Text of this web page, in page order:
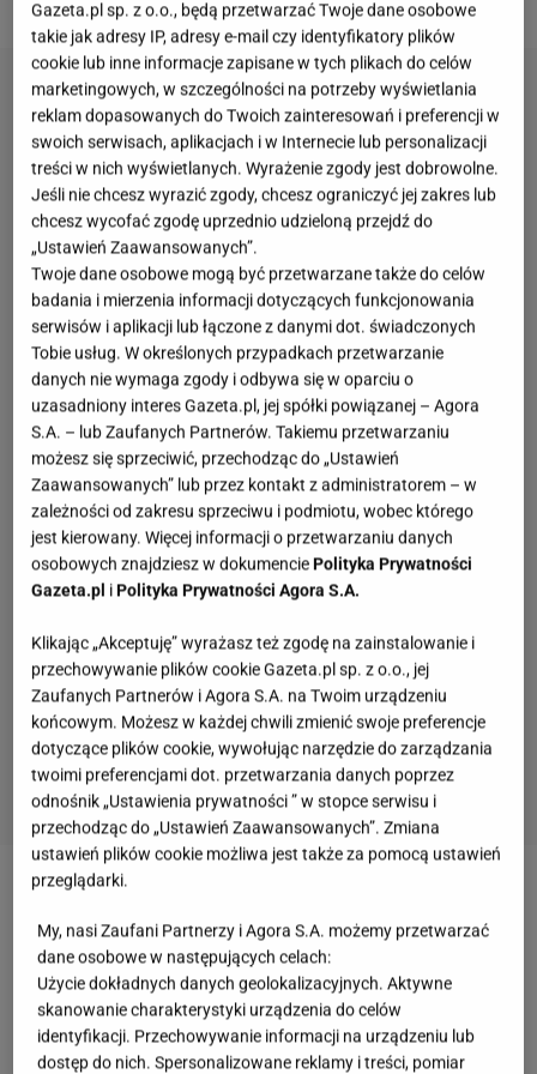
Zobacz wideo
Sprawdziliśmy to!
Czy w Kołobrzegu jest pijalnia wód leczniczych?
Wkrótce powstanie nowa atrakcja
Gazeta.pl sp. z o.o., będą przetwarzać Twoje dane osobowe
takie jak adresy IP, adresy e-mail czy identyfikatory plików
cookie lub inne informacje zapisane w tych plikach do celów
marketingowych, w szczególności na potrzeby wyświetlania
reklam dopasowanych do Twoich zainteresowań i preferencji w
swoich serwisach, aplikacjach i w Internecie lub personalizacji
treści w nich wyświetlanych. Wyrażenie zgody jest dobrowolne.
Jeśli nie chcesz wyrazić zgody, chcesz ograniczyć jej zakres lub
chcesz wycofać zgodę uprzednio udzieloną przejdź do
„Ustawień Zaawansowanych”.
Twoje dane osobowe mogą być przetwarzane także do celów
badania i mierzenia informacji dotyczących funkcjonowania
serwisów i aplikacji lub łączone z danymi dot. świadczonych
Tobie usług. W określonych przypadkach przetwarzanie
danych nie wymaga zgody i odbywa się w oparciu o
uzasadniony interes Gazeta.pl, jej spółki powiązanej – Agora
S.A. – lub Zaufanych Partnerów. Takiemu przetwarzaniu
możesz się sprzeciwić, przechodząc do „Ustawień
Zaawansowanych” lub przez kontakt z administratorem – w
zależności od zakresu sprzeciwu i podmiotu, wobec którego
jest kierowany. Więcej informacji o przetwarzaniu danych
osobowych znajdziesz w dokumenciePolityka Prywatności
Gazeta.pl iPolityka Prywatności Agora S.A.
Klikając „Akceptuję” wyrażasz też zgodę na zainstalowanie i
przechowywanie plików cookie Gazeta.pl sp. z o.o., jej
Zaufanych Partnerów i Agora S.A. na Twoim urządzeniu
końcowym. Możesz w każdej chwili zmienić swoje preferencje
dotyczące plików cookie, wywołując narzędzie do zarządzania
twoimi preferencjami dot. przetwarzania danych poprzez
odnośnik „Ustawienia prywatności ” w stopce serwisu i
przechodząc do „Ustawień Zaawansowanych”. Zmiana
ustawień plików cookie możliwa jest także za pomocą ustawień
przeglądarki.
My, nasi Zaufani Partnerzy i Agora S.A. możemy przetwarzać
dane osobowe w następujących celach:
Użycie dokładnych danych geolokalizacyjnych. Aktywne
skanowanie charakterystyki urządzenia do celów
identyfikacji. Przechowywanie informacji na urządzeniu lub
dostęp do nich. Spersonalizowane reklamy i treści, pomiar